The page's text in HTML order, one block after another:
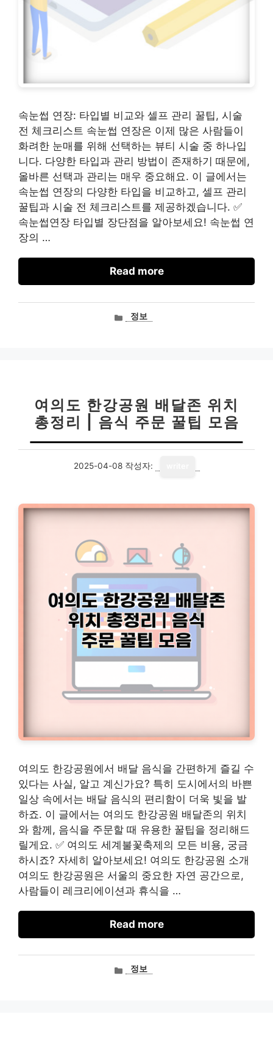
속눈썹 연장: 타입별 비교와 셀프 관리 꿀팁, 시술
전 체크리스트 속눈썹 연장은 이제 많은 사람들이
화려한 눈매를 위해 선택하는 뷰티 시술 중 하나입
니다. 다양한 타입과 관리 방법이 존재하기 때문에,
올바른 선택과 관리는 매우 중요해요. 이 글에서는
속눈썹 연장의 다양한 타입을 비교하고, 셀프 관리
꿀팁과 시술 전 체크리스트를 제공하겠습니다. ✅
속눈썹연장 타입별 장단점을 알아보세요! 속눈썹 연
장의 …
Read more
카정보
여의도 한강공원 배달존 위치
총정리 | 음식 주문 꿀팁 모음
2025-04-08 작성자:
여의도 한강공원에서 배달 음식을 간편하게 즐길 수
있다는 사실, 알고 계신가요? 특히 도시에서의 바쁜
일상 속에서는 배달 음식의 편리함이 더욱 빛을 발
하죠. 이 글에서는 여의도 한강공원 배달존의 위치
와 함께, 음식을 주문할 때 유용한 꿀팁을 정리해드
릴게요. ✅ 여의도 세계불꽃축제의 모든 비용, 궁금
하시죠? 자세히 알아보세요! 여의도 한강공원 소개
여의도 한강공원은 서울의 중요한 자연 공간으로,
사람들이 레크리에이션과 휴식을 …
Read more
카정보